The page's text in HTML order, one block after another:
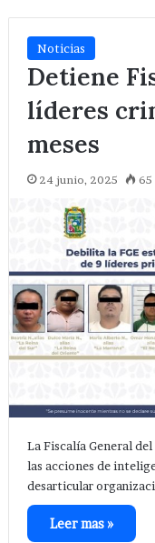
Noticias
Detiene
líderes
meses
24 junio, 2025 65
La Fiscalía General
las acciones de
desarticular
Leer mas »